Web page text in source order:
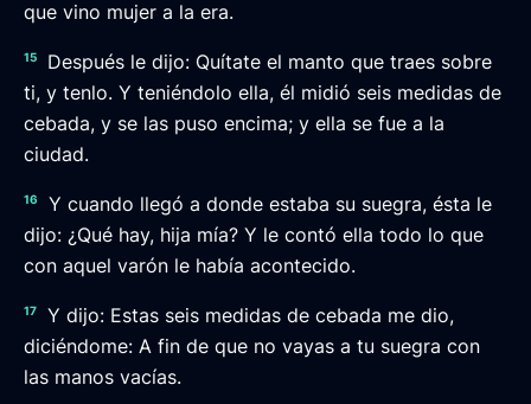
que vino mujer a la era.
15
Después le dijo: Quítate el manto que traes sobre
ti, y tenlo. Y teniéndolo ella, él midió seis medidas de
cebada, y se las puso encima; y ella se fue a la
ciudad.
16
Y cuando llegó a donde estaba su suegra, ésta le
dijo: ¿Qué hay, hija mía? Y le contó ella todo lo que
con aquel varón le había acontecido.
17
Y dijo: Estas seis medidas de cebada me dio,
diciéndome: A fin de que no vayas a tu suegra con
las manos vacías.